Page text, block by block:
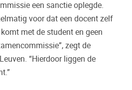
een sanctie oplegde.
voor dat een docent zelf
met de student en geen
zegt de
“Hierdoor liggen de